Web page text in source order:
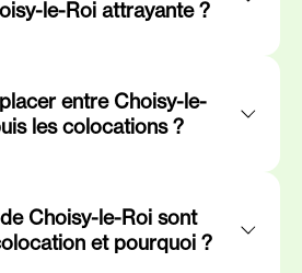
le-Roi attrayante ?
entre Choisy-le-
les colocations ?
Choisy-le-Roi sont
et pourquoi ?